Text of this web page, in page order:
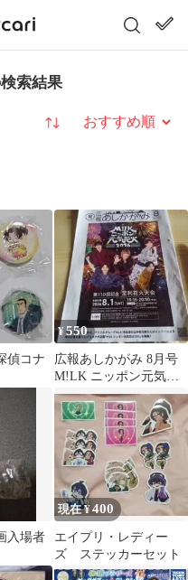
索結果
並び替え
偵コナ
¥550
広報あしかがみ 8月号
M!LK ニッポン元気花
火2026
入場者
現在 ¥400
エイプリ・レディー
ズ ステッカーセット